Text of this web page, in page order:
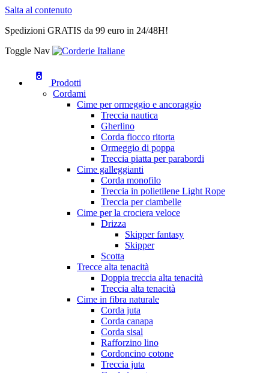
Salta al contenuto
Spedizioni GRATIS da 99 euro in 24/48H!
Toggle Nav
Prodotti
Cordami
Cime per ormeggio e ancoraggio
Treccia nautica
Gherlino
Corda fiocco ritorta
Ormeggio di poppa
Treccia piatta per parabordi
Cime galleggianti
Corda monofilo
Treccia in polietilene Light Rope
Treccia per ciambelle
Cime per la crociera veloce
Drizza
Skipper fantasy
Skipper
Scotta
Trecce alta tenacità
Doppia treccia alta tenacità
Treccia alta tenacità
Cime in fibra naturale
Corda juta
Corda canapa
Corda sisal
Rafforzino lino
Cordoncino cotone
Treccia juta